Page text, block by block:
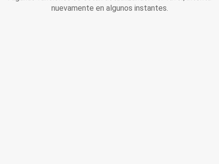
nuevamente en algunos instantes.